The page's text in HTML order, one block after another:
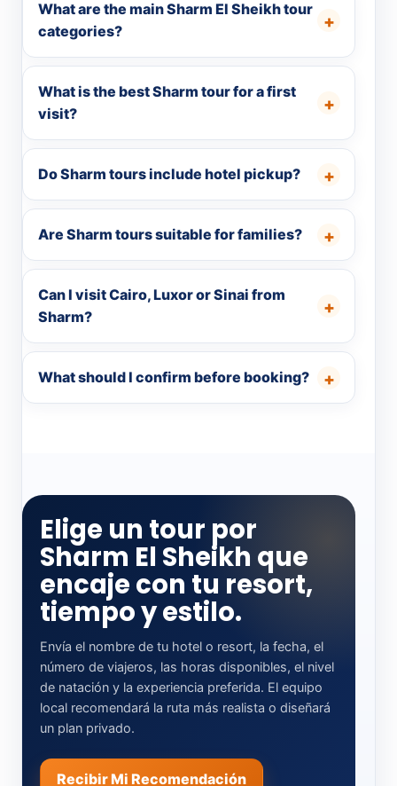
What are the main Sharm El Sheikh tour
categories?
What is the best Sharm tour for a first
visit?
Do Sharm tours include hotel pickup?
Are Sharm tours suitable for families?
Can I visit Cairo, Luxor or Sinai from
Sharm?
What should I confirm before booking?
Elige un tour por
Sharm El Sheikh que
encaje con tu resort,
tiempo y estilo.
Envía el nombre de tu hotel o resort, la fecha, el
número de viajeros, las horas disponibles, el nivel
de natación y la experiencia preferida. El equipo
local recomendará la ruta más realista o diseñará
un plan privado.
Recibir Mi Recomendación